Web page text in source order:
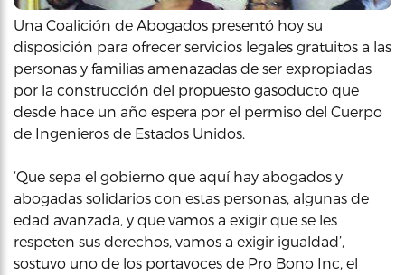
Una Coalición de Abogados presentó hoy su
disposición para ofrecer servicios legales gratuitos a las
personas y familias amenazadas de ser expropiadas
por la construcción del propuesto gasoducto que
desde hace un año espera por el permiso del Cuerpo
de Ingenieros de Estados Unidos.
‘Que sepa el gobierno que aquí hay abogados y
abogadas solidarios con estas personas, algunas de
edad avanzada, y que vamos a exigir que se les
respeten sus derechos, vamos a exigir igualdad’,
sostuvo uno de los portavoces de Pro Bono Inc, el